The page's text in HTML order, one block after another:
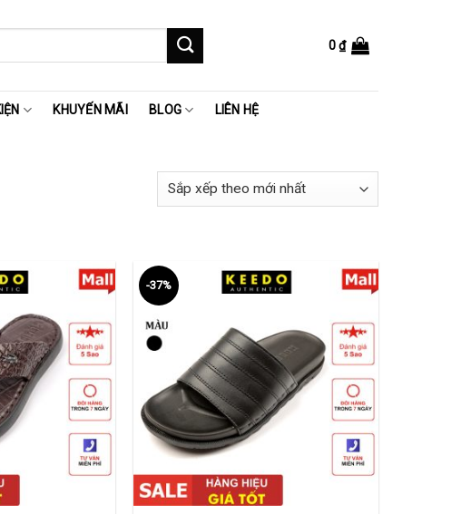
0₫
KHUYẾN MÃI BLOG LIÊN HỆ
-37%
+